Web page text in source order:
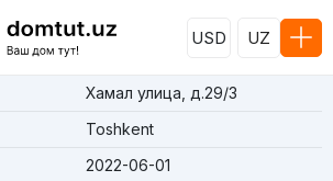
USD UZ
Хамал улица, д.29/3
Toshkent
2022-06-01